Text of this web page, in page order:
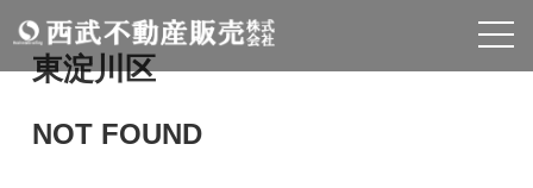
東淀川区
NOT FOUND